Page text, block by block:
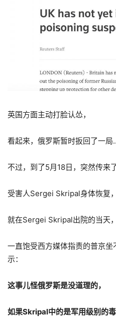
英国方面主动打脸认怂，
看起来，俄罗斯暂时扳回了一局
不过，到了5月18日，突然传来
受害人Sergei Skripal身体恢复
就在Sergei Skripal出院的当天，
一直饱受西方媒体指责的普京
示：
这事儿怪俄罗斯是没道理的，
如果Skripal中的是军用级别的